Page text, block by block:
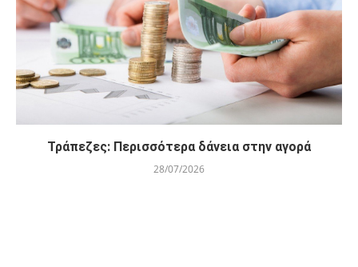
Τράπεζες: Περισσότερα δάνεια στην αγορά
28/07/2026